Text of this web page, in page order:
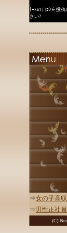
ﾅｰｽの口ｺﾐを投
さい?
⇒女の子高
⇒男性正社
(C)